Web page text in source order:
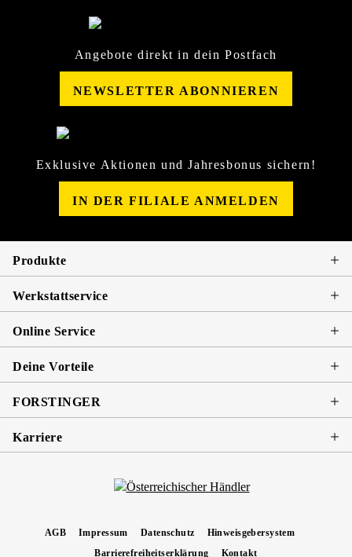
Angebote direkt in dein Postfach
NEWSLETTER ABONNIEREN
Exklusive Aktionen und Jahresbonus sichern!
IN DER FILIALE ANMELDEN
Produkte
Werkstattservice
Online Service
Deine Vorteile
FORSTINGER
Karriere
AGB Impressum Datenschutz
Hinweisgebersystem
Barrierefreiheitserklärung
Kontakt